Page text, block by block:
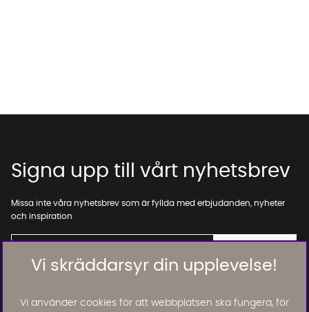
Vi skräddarsyr din upplevelse!
Vi använder cookies för att webbplatsen ska fungera, för
Signa upp till vårt nyhetsbrev
Missa inte våra nyhetsbrev som är fyllda med erbjudanden, nyheter
och inspiration